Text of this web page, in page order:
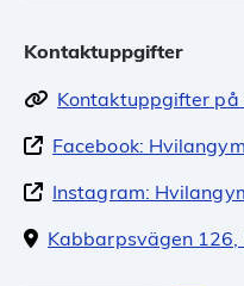
Kontaktuppgifter
Kontaktuppgifter på
Facebook:
Instagram:
Kabbarpsvägen